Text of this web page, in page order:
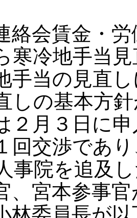
会賃金・労
寒冷地手当
手当の見直
しの基本方
２月３日に
回交渉であ
事院を追及
、宮本参事